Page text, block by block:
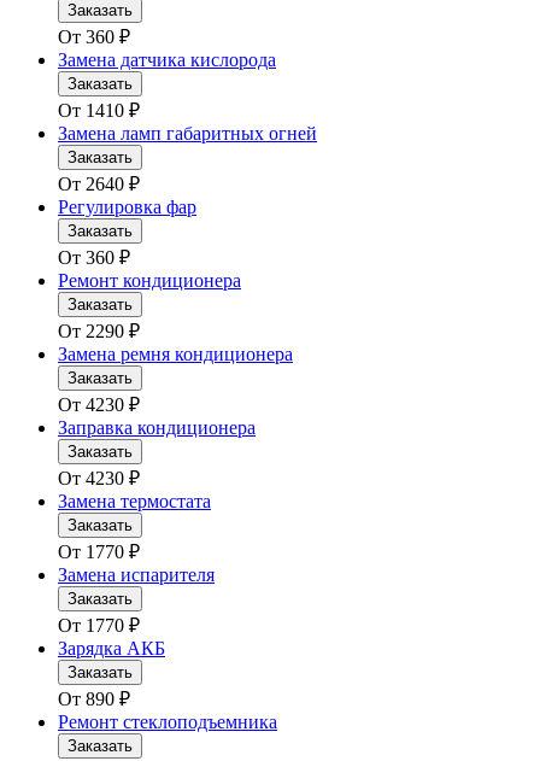
Заказать
От 360 ₽
Замена датчика кислорода
Заказать
От 1410 ₽
Замена ламп габаритных огней
Заказать
От 2640 ₽
Регулировка фар
Заказать
От 360 ₽
Ремонт кондиционера
Заказать
От 2290 ₽
Замена ремня кондиционера
Заказать
От 4230 ₽
Заправка кондиционера
Заказать
От 4230 ₽
Замена термостата
Заказать
От 1770 ₽
Замена испарителя
Заказать
От 1770 ₽
Зарядка АКБ
Заказать
От 890 ₽
Ремонт стеклоподъемника
Заказать